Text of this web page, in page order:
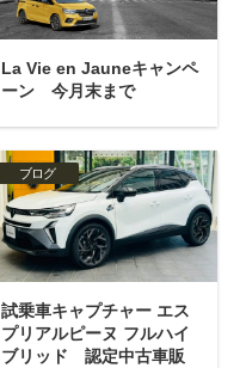
La Vie en Jauneキャンペ
ーン 今月末まで
ブログ
試乗車キャプチャー エス
プリアルピーヌ フルハイ
ブリッド 認定中古車販